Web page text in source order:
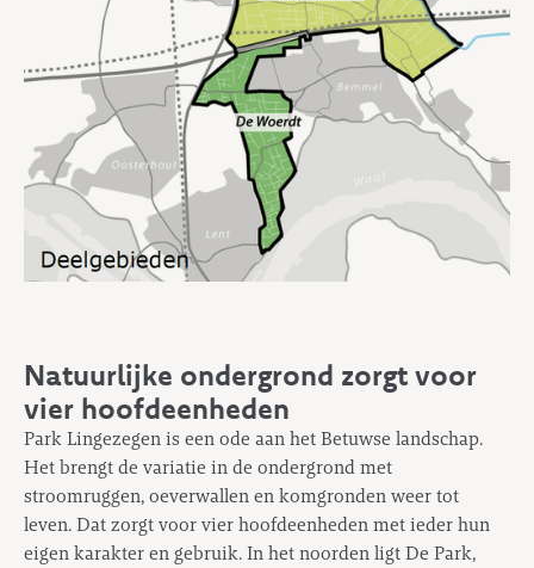
Natuurlijke ondergrond zorgt voor
vier hoofdeenheden
Park Lingezegen is een ode aan het Betuwse landschap.
Het brengt de variatie in de ondergrond met
stroomruggen, oeverwallen en komgronden weer tot
leven. Dat zorgt voor vier hoofdeenheden met ieder hun
eigen karakter en gebruik. In het noorden ligt De Park,